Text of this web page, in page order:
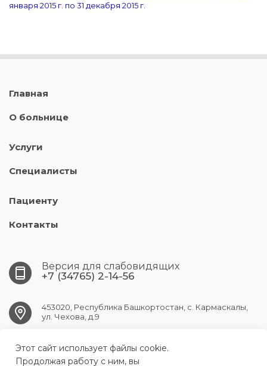
января 2015 г. по 31 декабря 2015 г.
Главная
О больнице
Услуги
Специалисты
Пациенту
Контакты
Версия для слабовидящих
+7 (34765) 2-14-56
453020, Республика Башкортостан, с. Кармаскалы,
ул. Чехова, д.9
KARMASKALY.CRB@doctorrb.ru
Этот сайт использует файлы cookie.
Продолжая работу с ним, вы